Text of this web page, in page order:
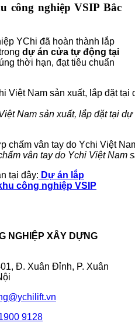
công nghiệp VSIP Bắc
YChi đã hoàn thành lắp
dự án cửa tự động tại
thời hạn, đạt tiêu chuẩn
Nam sản xuất, lắp đặt tại
vân tay do Ychi Việt Nam
tại đây: Dự án lắp
công nghiệp VSIP
NGHIỆP XÂY DỰNG
Đ. Xuân Đỉnh, P. Xuân
9128